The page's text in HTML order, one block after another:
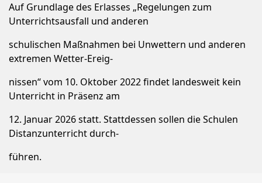
Auf Grundlage des Erlasses „Regelungen zum
Unterrichtsausfall und anderen
schulischen Maßnahmen bei Unwettern und anderen
extremen Wetter-Ereig-
nissen“ vom 10. Oktober 2022 findet landesweit kein
Unterricht in Präsenz am
12. Januar 2026 statt. Stattdessen sollen die Schulen
Distanzunterricht durch-
führen.